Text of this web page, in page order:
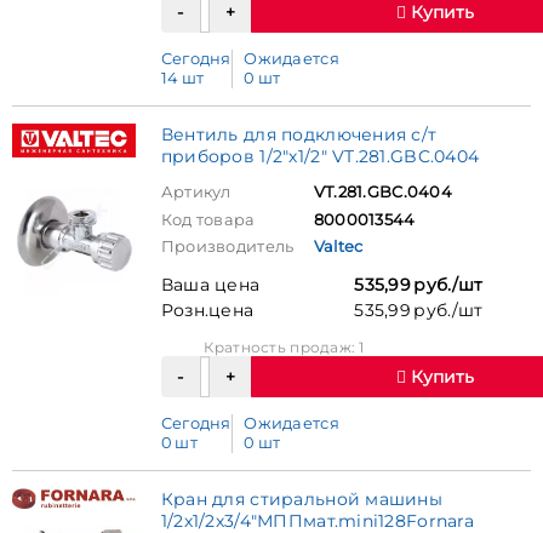
Купить
Сегодня
14 шт
Ожидается
0 шт
Вентиль для подключения с/т
приборов 1/2"х1/2" VT.281.GBC.0404
Артикул
VT.281.GBC.0404
Код товара
8000013544
Производитель
Valtec
Ваша цена
535,99 руб./шт
Розн.цена
535,99 руб./шт
Кратность продаж: 1
Купить
Сегодня
0 шт
Ожидается
0 шт
Кран для стиральной машины
1/2х1/2х3/4"МППмат.mini128Fornara